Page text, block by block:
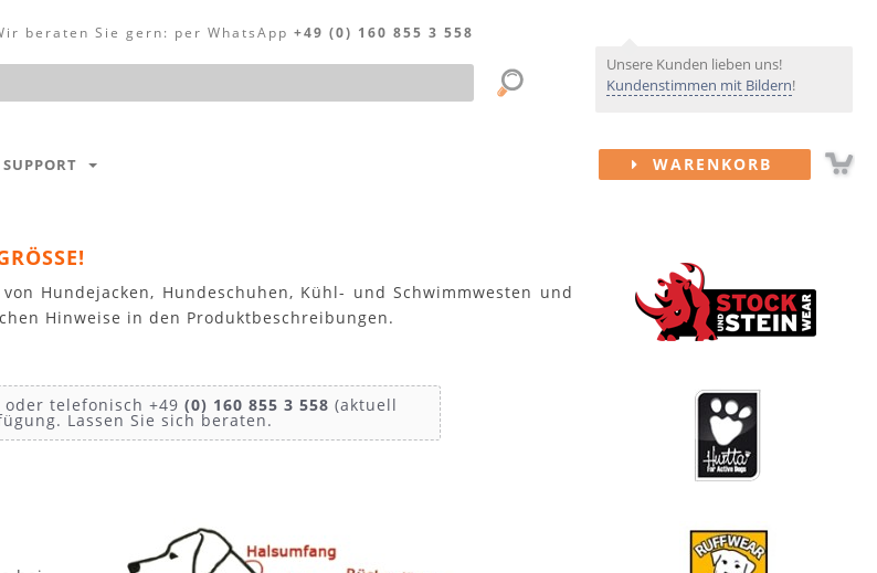
Unsere Kunden lieben uns!
Kundenstimmen mit Bildern!
beraten Sie gern: per WhatsApp +49 (0) 160 855 3 558
WARENKORB
Hundejacken, Hundeschuhen, Kühl- und Schwimmwesten und
Hinweise in den Produktbeschreibungen.
oder telefonisch +49 (0) 160 855 3 558 (aktuell
Lassen Sie sich beraten.